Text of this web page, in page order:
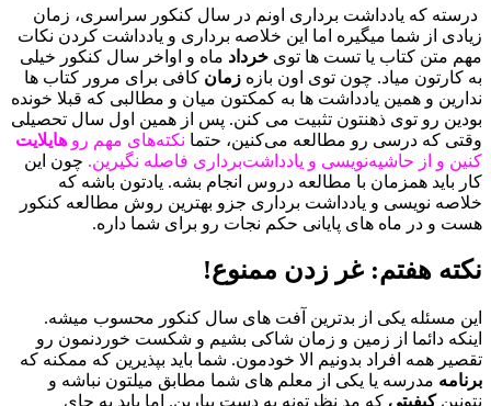
درسته که یادداشت ‌برداری اونم در سال کنکور سراسری، زمان
زیادی از شما میگیره اما این خلاصه ‌برداری و یادداشت کردن نکات
مهم متن کتاب یا تست ها توی خرداد ماه و اواخر سال کنکور خیلی
به کارتون میاد. چون توی اون بازه زمان کافی برای مرور کتاب ها
ندارین و همین یادداشت ها به کمکتون میان و مطالبی که قبلا خونده
بودین رو توی ذهنتون تثبیت می کنن. پس از همین اول سال تحصیلی
وقتی که درسی رو مطالعه می‌کنین، حتما نکته‌های مهم رو هایلایت
کنین و از حاشیه‌نویسی و یادداشت‌برداری فاصله نگیرین. چون این
کار باید همزمان با مطالعه دروس انجام بشه. یادتون باشه که
خلاصه نویسی و یادداشت برداری جزو بهترین روش مطالعه کنکور
هست و در ماه های پایانی حکم نجات رو برای شما داره.
نکته هفتم: غر زدن ممنوع!
این مسئله یکی از بدترین آفت های سال کنکور محسوب میشه.
اینکه دائما از زمین و زمان شاکی بشیم و شکست خوردنمون رو
تقصیر همه افراد بدونیم الا خودمون. شما باید بپذیرین که ممکنه که
برنامه مدرسه یا یکی از معلم های شما مطابق میلتون نباشه و
نتونینکیفیتی که مد نظرتونه به دست بیارین. اما باید به جای